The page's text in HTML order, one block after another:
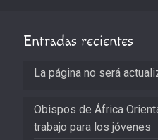
Entradas recientes
La página no será
Obispos de África
trabajo para los jóvenes